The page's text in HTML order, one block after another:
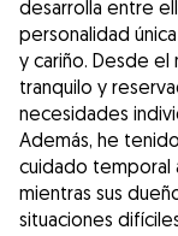
desarrolla entre
personalidad
y cariño. Desde el
tranquilo y
necesidades
Además, he
cuidado temporal
mientras sus
situaciones